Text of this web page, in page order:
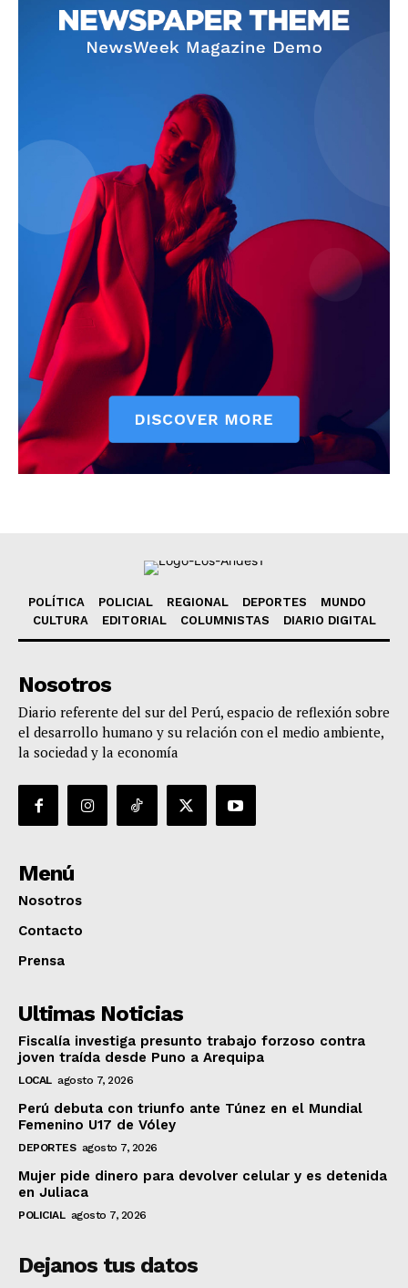
POLÍTICA POLICIAL REGIONAL DEPORTES
MUNDO
CULTURA
EDITORIAL COLUMNISTAS DIARIO DIGITAL
Nosotros
Diario referente del sur del Perú, espacio de reflexión sobre
el desarrollo humano y su relación con el medio ambiente,
la sociedad y la economía
Menú
Nosotros
Contacto
Prensa
Ultimas Noticias
Fiscalía investiga presunto trabajo forzoso contra
joven traída desde Puno a Arequipa
LOCAL agosto 7, 2026
Perú debuta con triunfo ante Túnez en el Mundial
Femenino U17 de Vóley
DEPORTES agosto 7, 2026
Mujer pide dinero para devolver celular y es detenida
en Juliaca
POLICIAL agosto 7, 2026
Dejanos tus datos